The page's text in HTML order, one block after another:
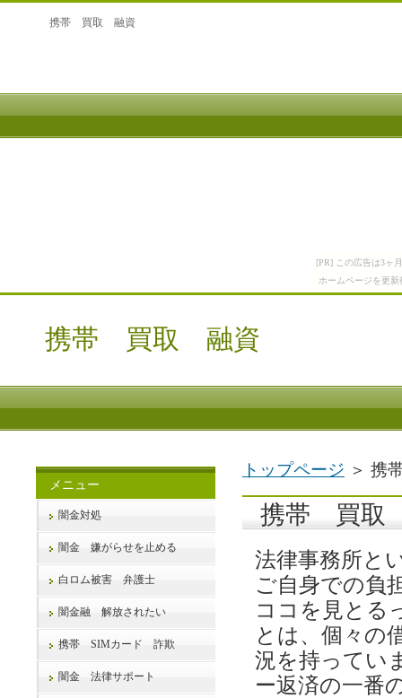
[PR] この広告は3ヶ
ホームページを更
携帯 買取 融資
携帯 買取 融資
トップページ ＞
携帯 買取
法律事務所と
ご自身での負
ココを見とる
とは、個々の
況を持ってい
ー返済の一番
メニュー
闇金対処
闇金 嫌がらせを止める
白ロム被害 弁護士
闇金融 解放されたい
携帯 SIMカード 詐欺
闇金 法律サポート